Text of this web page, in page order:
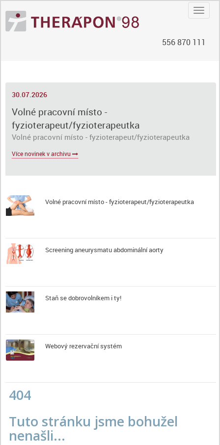
556 870 111
30.07.2026
Volné pracovní místo -
fyzioterapeut/fyzioterapeutka
Volné pracovní místo - fyzioterapeut/fyzioterapeutka
Více novinek v archivu
Volné pracovní místo - fyzioterapeut/fyzioterapeutka
Screening aneurysmatu abdominální aorty
Staň se dobrovolníkem i ty!
Webový rezervační systém
404
Tuto stránku jsme bohužel
nenašli...